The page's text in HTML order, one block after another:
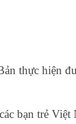
thực hiện
bạn trẻ Việt